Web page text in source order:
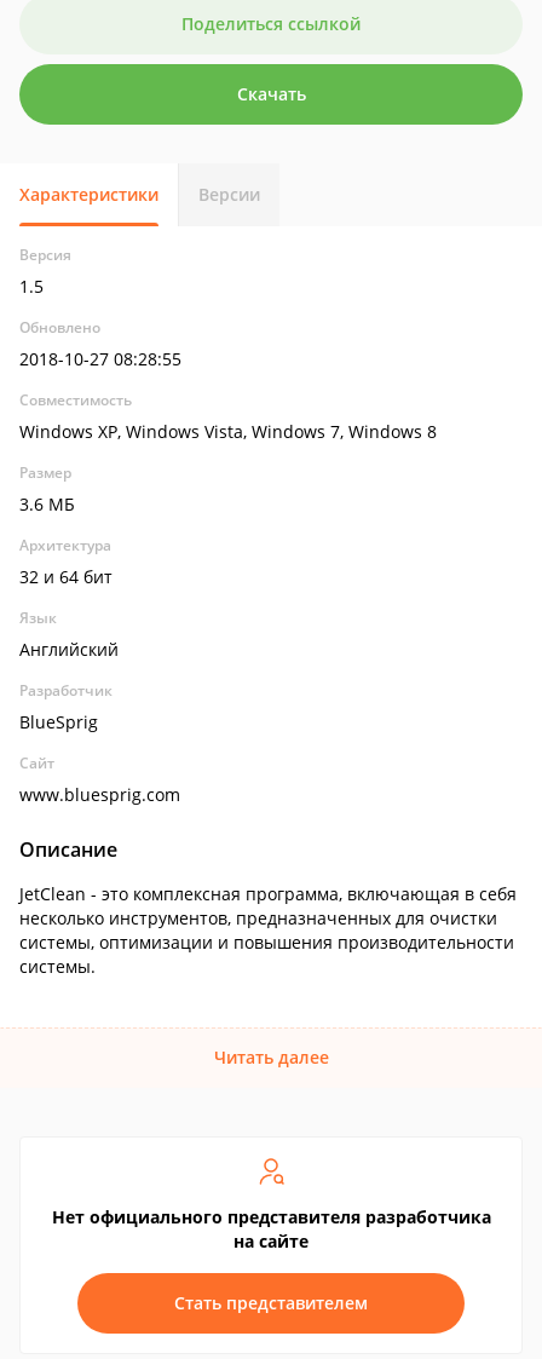
Поделиться ссылкой
Скачать
Характеристики Версии
Версия
1.5
Обновлено
2018-10-27 08:28:55
Совместимость
Windows XP, Windows Vista, Windows 7, Windows 8
Размер
3.6 МБ
Архитектура
32 и 64 бит
Язык
Английский
Разработчик
BlueSprig
Сайт
www.bluesprig.com
Описание
JetClean - это комплексная программа, включающая в себя
несколько инструментов, предназначенных для очистки
системы, оптимизации и повышения производительности
системы.
Читать далее
Нет официального представителя разработчика
на сайте
Стать представителем